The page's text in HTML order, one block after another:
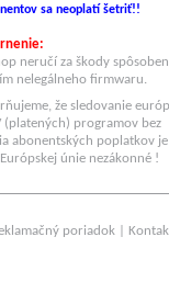
sa neoplatí šetriť!!
neručí za škody
nelegálneho firmwaru.
že sledovanie
(platených) programov bez
abonentských poplatkov
únie nezákonné !
poriadok